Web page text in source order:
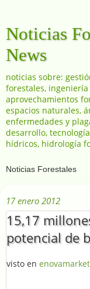
Noticias
News
noticias sobre:
forestales,
aprovechamientos
espacios naturales,
enfermedades y
desarrollo,
hídricos, hidrología
17 enero 2012
15,17
potencial de
visto en